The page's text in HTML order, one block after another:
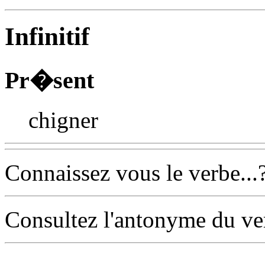
Infinitif
Pr�sent
chigner
Connaissez vous le
Consultez l'antonyme du